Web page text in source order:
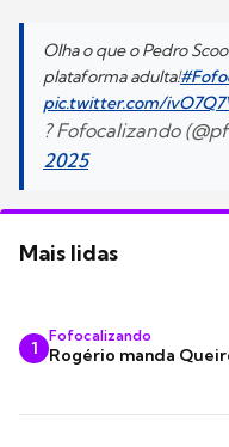
Olha o que o Pedro
plataforma adulta!
pic.twitter.com/
? Fofocalizando
2025
Mais lidas
1
Fofocalizando
Rogério manda